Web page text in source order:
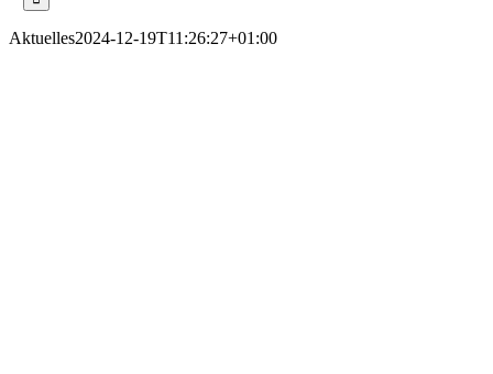
Aktuelles2024-12-19T11:26:27+01:00